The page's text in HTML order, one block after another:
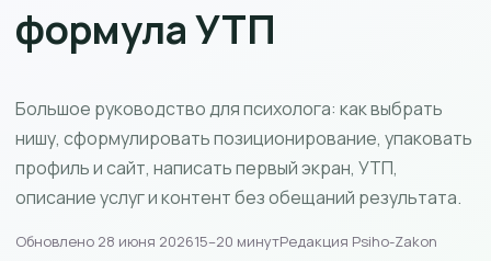
формула УТП
Большое руководство для психолога: как выбрать
нишу, сформулировать позиционирование, упаковать
профиль и сайт, написать первый экран, УТП,
описание услуг и контент без обещаний результата.
Обновлено 28 июня 202615–20 минутРедакция Psiho-Zakon